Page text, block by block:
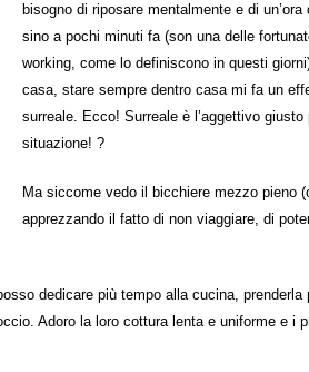
bisogno di riposare mentalmente e di
sino a pochi minuti fa (son una delle
working, come lo definiscono in questi
casa, stare sempre dentro casa mi fa un
surreale. Ecco! Surreale è l’aggettivo
situazione! ?
Ma siccome vedo il bicchiere mezzo pieno
apprezzando il fatto di non viaggiare, di
dedicare più tempo alla cucina, prenderla
Adoro la loro cottura lenta e uniforme e i